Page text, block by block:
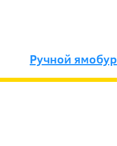
Ручной ямобур